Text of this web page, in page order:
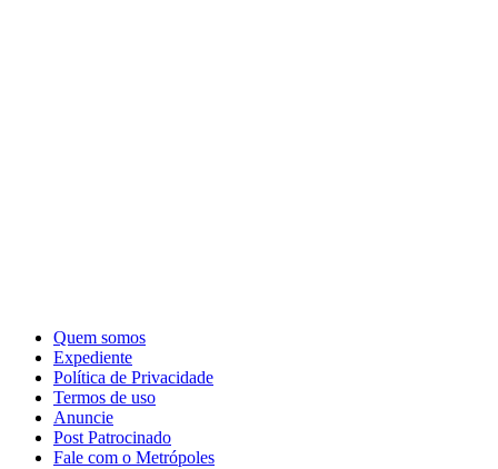
Quem somos
Expediente
Política de Privacidade
Termos de uso
Anuncie
Post Patrocinado
Fale com o Metrópoles